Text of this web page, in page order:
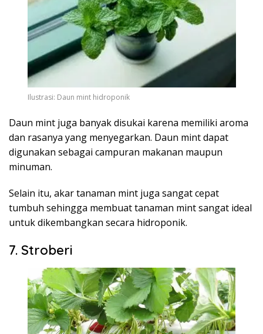
Ilustrasi: Daun mint hidroponik
Daun mint juga banyak disukai karena memiliki aroma
dan rasanya yang menyegarkan. Daun mint dapat
digunakan sebagai campuran makanan maupun
minuman.
Selain itu, akar tanaman mint juga sangat cepat
tumbuh sehingga membuat tanaman mint sangat ideal
untuk dikembangkan secara hidroponik.
7. Stroberi